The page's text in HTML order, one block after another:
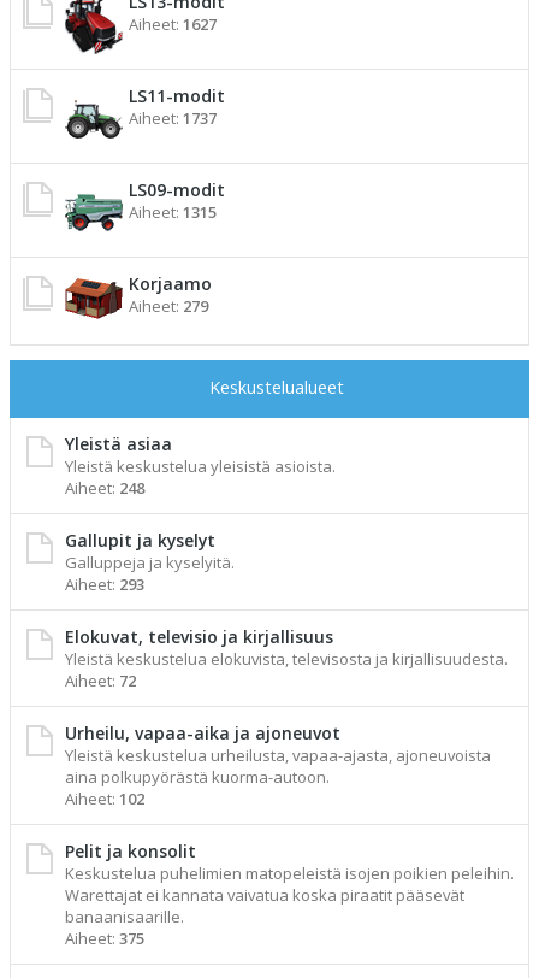
Aiheet: 1627
LS11-modit
Aiheet: 1737
LS09-modit
Aiheet: 1315
Korjaamo
Aiheet: 279
Keskustelualueet
Yleistä asiaa
Yleistä keskustelua yleisistä asioista.
Aiheet: 248
Gallupit ja kyselyt
Galluppeja ja kyselyitä.
Aiheet: 293
Elokuvat, televisio ja kirjallisuus
Yleistä keskustelua elokuvista, televisosta ja kirjallisuudesta.
Aiheet: 72
Urheilu, vapaa-aika ja ajoneuvot
Yleistä keskustelua urheilusta, vapaa-ajasta, ajoneuvoista
aina polkupyörästä kuorma-autoon.
Aiheet: 102
Pelit ja konsolit
Keskustelua puhelimien matopeleistä isojen poikien peleihin.
Warettajat ei kannata vaivatua koska piraatit pääsevät
banaanisaarille.
Aiheet: 375